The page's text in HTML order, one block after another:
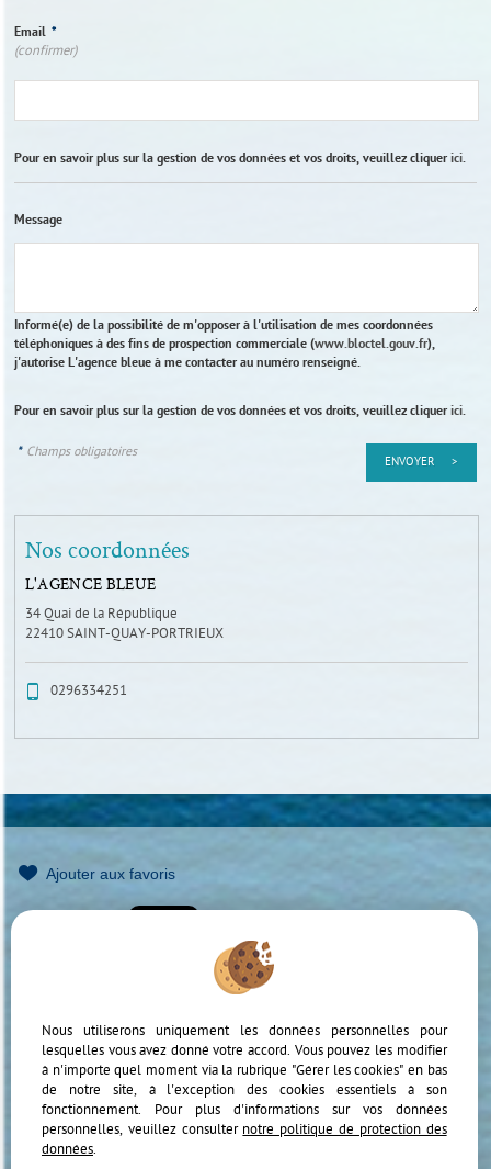
Email *
(confirmer)
Pour en savoir plus sur la gestion de vos données et vos droits, veuillez cliquerici.
Message
Informé(e) de la possibilité de m'opposer à l'utilisation de mes coordonnées
téléphoniques à des fins de prospection commerciale (www.bloctel.gouv.fr),
j'autorise L'agence bleue à me contacter au numéro renseigné.
Pour en savoir plus sur la gestion de vos données et vos droits, veuillez cliquerici.
* Champs obligatoires
Nos coordonnées
L'AGENCE BLEUE
34 Quai de la République
22410SAINT-QUAY-PORTRIEUX
0296334251
Ajouter aux favoris
Politique de protection des données
Accès Propriétaire
Nous utiliserons uniquement les données personnelles pour
lesquelles vous avez donné votre accord. Vous pouvez les modifier
à n'importe quel moment via la rubrique "Gérer les cookies" en bas
de notre site, à l'exception des cookies essentiels à son
fonctionnement. Pour plus d'informations sur vos données
personnelles, veuillez consulter notre politique de protection des
données.